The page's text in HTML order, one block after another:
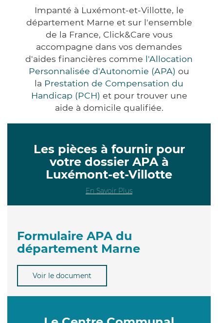
Impanté à Luxémont-et-Villotte, le
département Marne et sur l'ensemble
de la France, Click&Care vous
accompagne dans vos demandes
d'aides financières comme l'Allocation
Personnalisée d'Autonomie (APA) ou
la Prestation de Compensation du
Handicap (PCH) et pour trouver une
aide à domicile qualifiée.
Les pièces à fournir pour
votre dossier APA à
Luxémont-et-Villotte
En Savoir Plus
Formulaire APA du
département Marne
Voir le document